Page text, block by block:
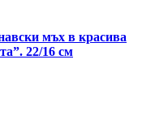
мъх в красива
22/16 см